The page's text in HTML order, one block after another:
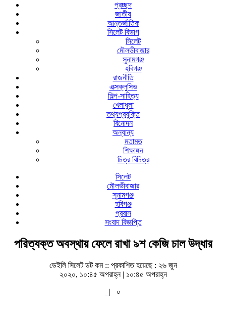
প্রচ্ছদ
জাতীয়
আন্তর্জাতিক
সিলেট বিভাগ
সিলেট
মৌলভীবাজার
সুনামগঞ্জ
হবিগঞ্জ
রাজনীতি
এক্সক্লুসিভ
শিল্প-সাহিত্য
খেলাধুলা
তথ্যপ্রযুক্তি
বিনোদন
অন্যান্য
মতামত
শিক্ষাঙ্গন
চিত্র বিচিত্র
সিলেট
মৌলভীবাজার
সুনামগঞ্জ
হবিগঞ্জ
প্রবাস
সংবাদ বিজ্ঞপ্তি
পরিত্যক্ত অবস্থায় ফেলে রাখা ৯শ কেজি চাল উদ্ধার
ডেইলি সিলেট ডট কম :: প্রকাশিত হয়েছে : ২৬ জুন
২০২০, ১০:৪৫ অপরাহ্ন | ১০:৪৫ অপরাহ্ন
|
০